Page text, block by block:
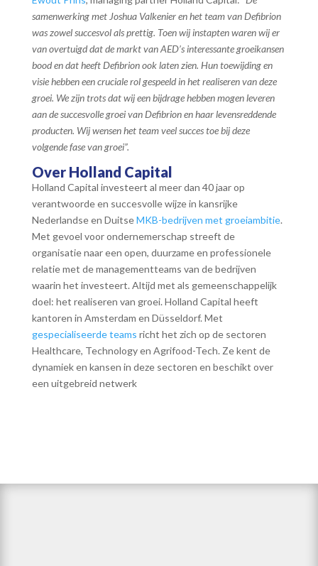
samenwerking met Joshua Valkenier en het team van Defibrion
was zowel succesvol als prettig. Toen wij instapten waren wij er
van overtuigd dat de markt van AED’s interessante groeikansen
bood en dat heeft Defibrion ook laten zien. Hun toewijding en
visie hebben een cruciale rol gespeeld in het realiseren van deze
groei. We zijn trots dat wij een bijdrage hebben mogen leveren
aan de succesvolle groei van Defibrion en haar levensreddende
producten. Wij wensen het team veel succes toe bij deze
volgende fase van groei”.
Over Holland Capital
Holland Capital investeert al meer dan 40 jaar op
verantwoorde en succesvolle wijze in kansrijke
Nederlandse en DuitseMKB-bedrijven met groeiambitie.
Met gevoel voor ondernemerschap streeft de
organisatie naar een open, duurzame en professionele
relatie met de managementteams van de bedrijven
waarin het investeert. Altijd met als gemeenschappelijk
doel: het realiseren van groei. Holland Capital heeft
kantoren in Amsterdam en Düsseldorf. Met
gespecialiseerde teams richt het zich op de sectoren
Healthcare, Technology en Agrifood-Tech. Ze kent de
dynamiek en kansen in deze sectoren en beschikt over
een uitgebreid netwerk